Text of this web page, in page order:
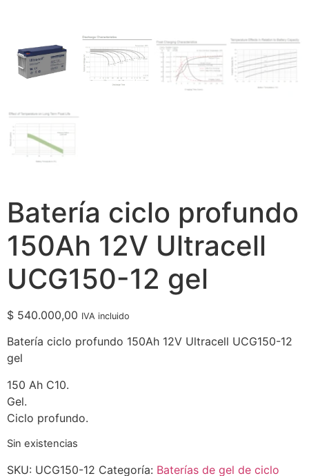
Batería ciclo profundo
150Ah 12V Ultracell
UCG150-12 gel
$ 540.000,00 IVA incluido
Batería ciclo profundo 150Ah 12V Ultracell UCG150-12
gel
150 Ah C10.
Gel.
Ciclo profundo.
Sin existencias
SKU: UCG150-12 Categoría: Baterías de gel de ciclo